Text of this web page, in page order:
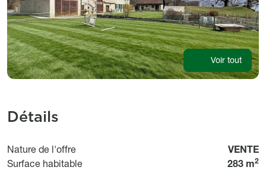
Voir tout
Détails
Nature de l'offre Usage
VENTE
Surface habitable
283 m2